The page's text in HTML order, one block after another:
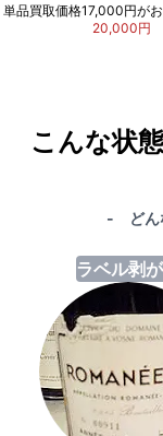
単品買取価格17,000円が
20,000円
こんな状
- どん
ラベル剥